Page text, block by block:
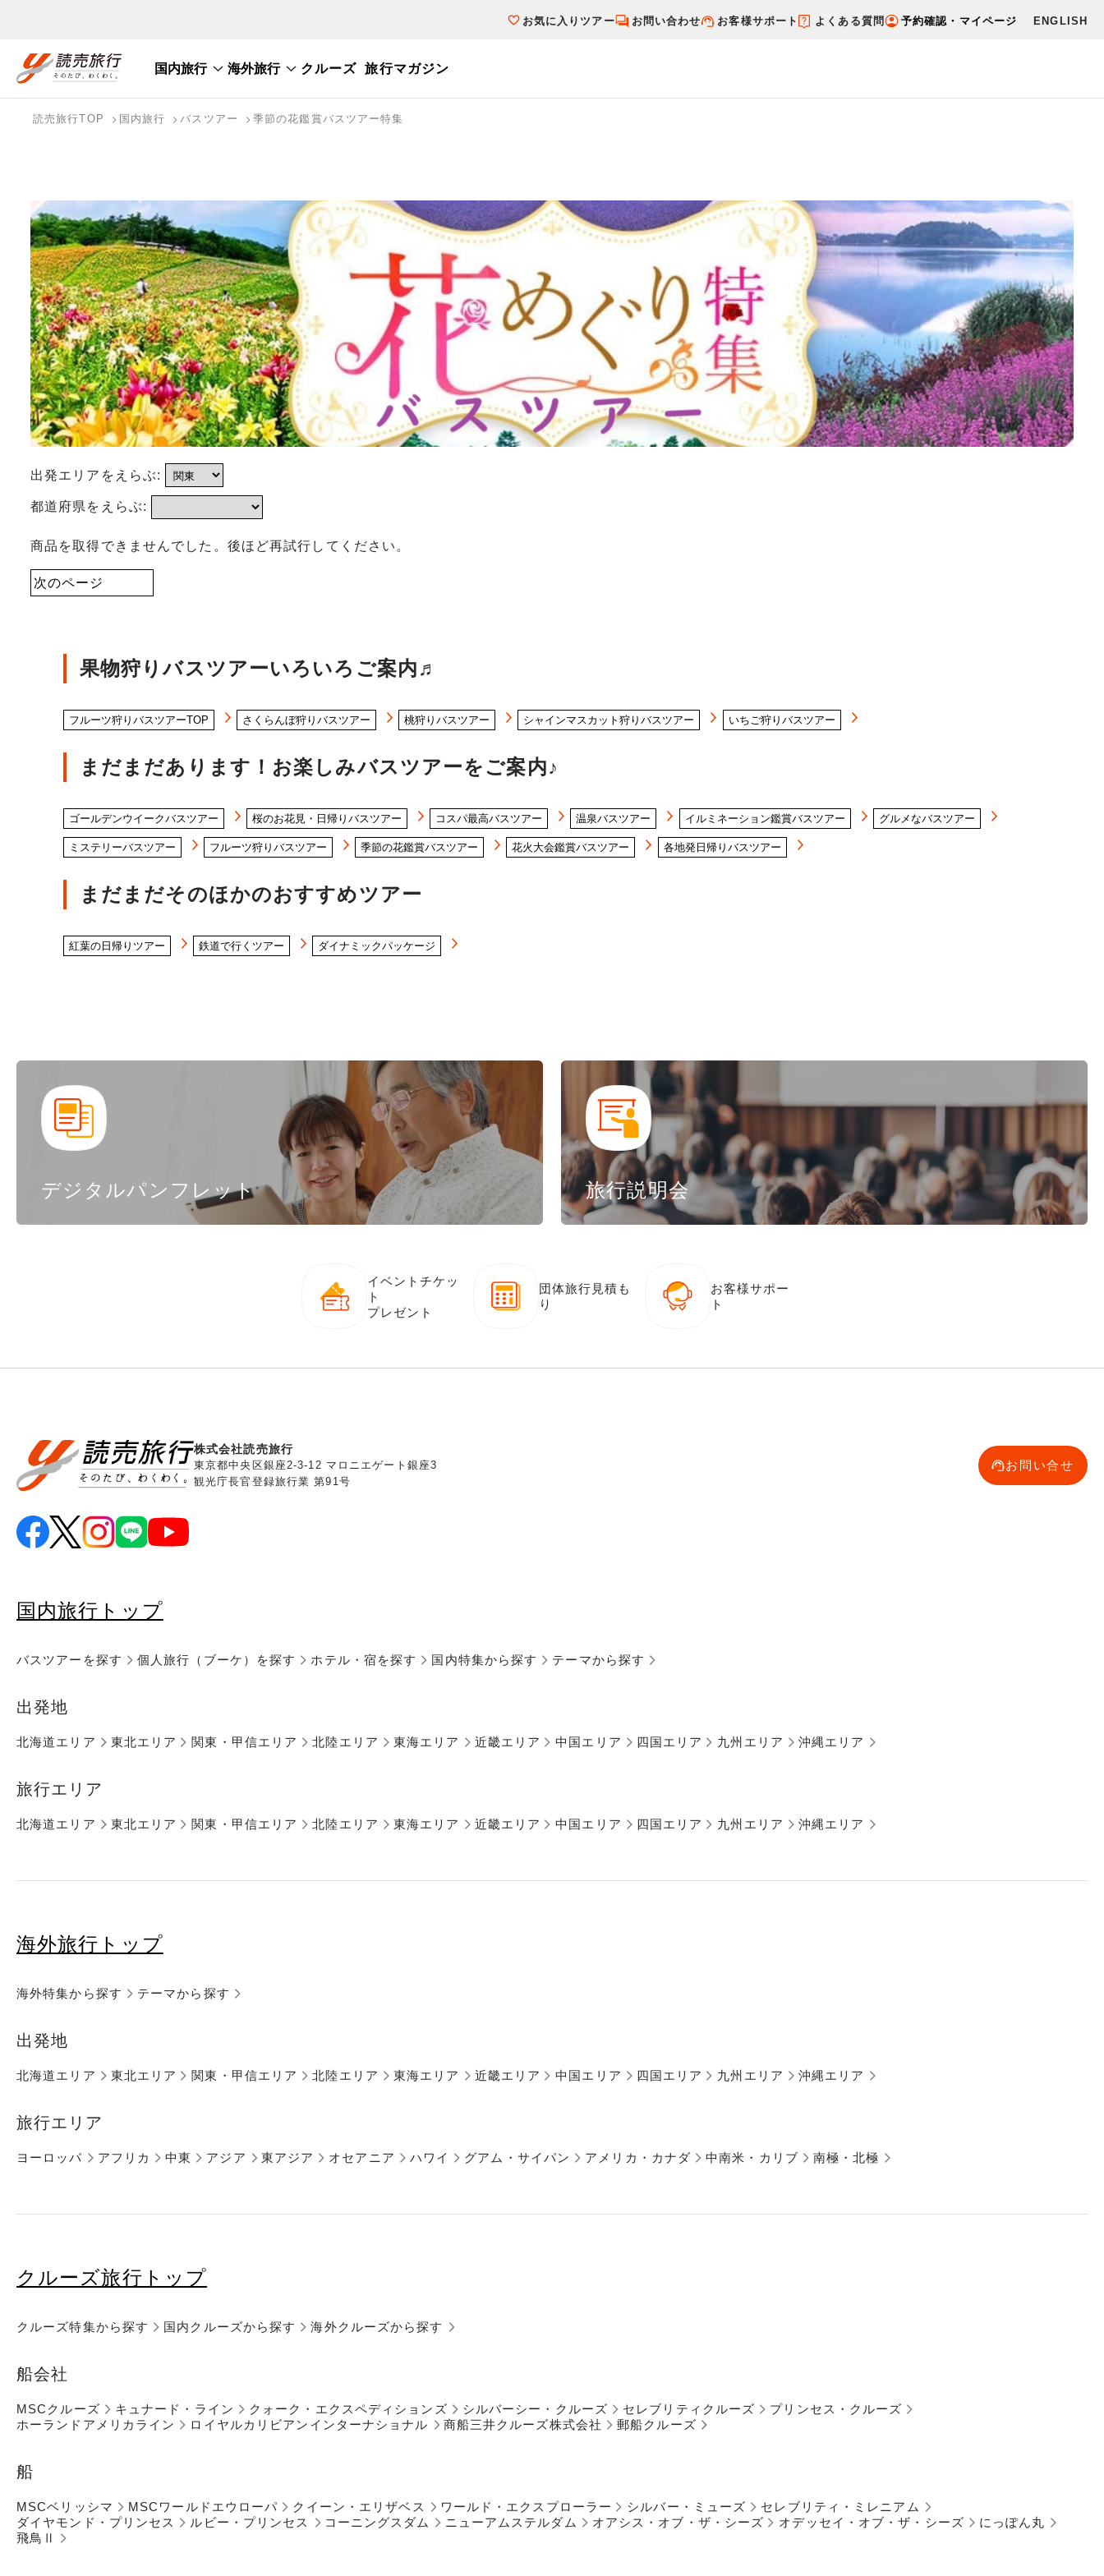
お気に入りツアー お問い合わせ お客様サポート よくある質問 予約確認・マイページ ENGLISH
国内旅行 海外旅行 クルーズ 旅行マガジン
国内旅行トップ
写真から探す
海外旅行トップ
読売旅行TOP 国内旅行 バスツアー 季節の花鑑賞バスツアー特集
出発エリアをえらぶ:
都道府県をえらぶ:
商品を取得できませんでした。後ほど再試行してください。
次のページ
果物狩りバスツアーいろいろご案内♬
フルーツ狩りバスツアーTOP さくらんぼ狩りバスツアー 桃狩りバスツアー シャインマスカット狩りバスツアー いちご狩りバスツアー
まだまだあります！お楽しみバスツアーをご案内♪
ゴールデンウイークバスツアー 桜のお花見・日帰りバスツアー コスパ最高バスツアー 温泉バスツアー イルミネーション鑑賞バスツアー グルメなバスツアー
ミステリーバスツアー フルーツ狩りバスツアー 季節の花鑑賞バスツアー 花火大会鑑賞バスツアー 各地発日帰りバスツアー
まだまだそのほかのおすすめツアー
紅葉の日帰りツアー 鉄道で行くツアー ダイナミックパッケージ
デジタルパンフレット 旅行説明会
イベントチケッ
ト
プレゼント
団体旅行見積も
り
お客様サポー
ト
株式会社読売旅行
東京都中央区銀座2-3-12 マロニエゲート銀座3
観光庁長官登録旅行業 第91号
お問い合せ
国内旅行トップ
バスツアーを探す 個人旅行（ブーケ）を探す ホテル・宿を探す 国内特集から探す テーマから探す
出発地
北海道エリア 東北エリア 関東・甲信エリア 北陸エリア 東海エリア 近畿エリア 中国エリア 四国エリア 九州エリア 沖縄エリア
旅行エリア
北海道エリア 東北エリア 関東・甲信エリア 北陸エリア 東海エリア 近畿エリア 中国エリア 四国エリア 九州エリア 沖縄エリア
海外旅行トップ
海外特集から探す テーマから探す
出発地
北海道エリア 東北エリア 関東・甲信エリア 北陸エリア 東海エリア 近畿エリア 中国エリア 四国エリア 九州エリア 沖縄エリア
旅行エリア
ヨーロッパ アフリカ 中東 アジア 東アジア オセアニア ハワイ グアム・サイパン アメリカ・カナダ 中南米・カリブ 南極・北極
クルーズ旅行トップ
クルーズ特集から探す 国内クルーズから探す 海外クルーズから探す
船会社
MSCクルーズ キュナード・ライン クォーク・エクスペディションズ シルバーシー・クルーズ セレブリティクルーズ
プリンセス・クルーズ
ホーランドアメリカライン
ロイヤルカリビアンインターナショナル 商船三井クルーズ株式会社 郵船クルーズ
船
MSCベリッシマ MSCワールドエウローパ クイーン・エリザベス ワールド・エクスプローラー シルバー・ミューズ
セレブリティ・ミレニアム
ダイヤモンド・プリンセス
ルビー・プリンセス コーニングスダム ニューアムステルダム オアシス・オブ・ザ・シーズ オデッセイ・オブ・ザ・シーズ
にっぽん丸
飛鳥Ⅱ